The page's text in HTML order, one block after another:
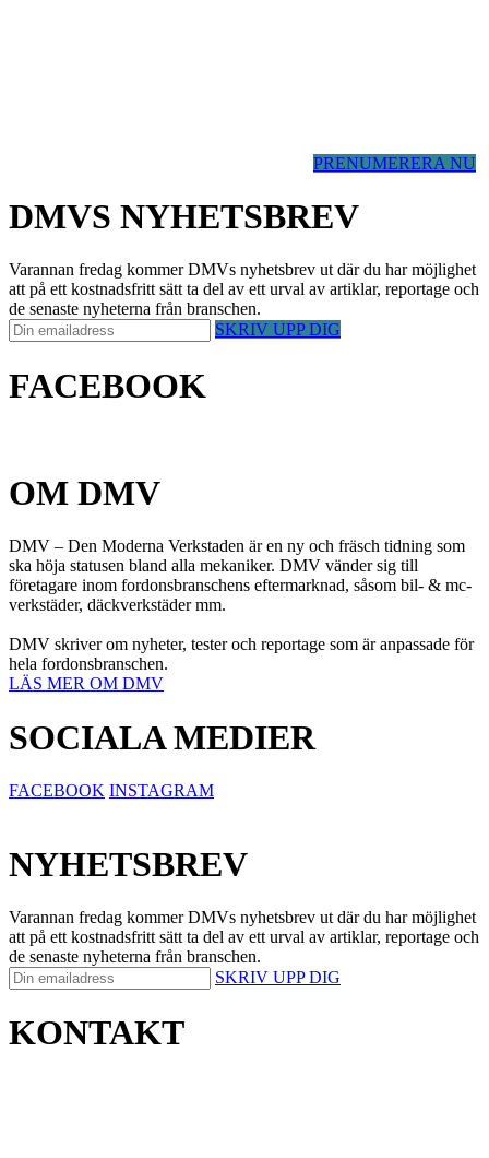
PRENUMERERA NU
DMVS NYHETSBREV
Varannan fredag kommer DMVs nyhetsbrev ut där du har möjlighet
att på ett kostnadsfritt sätt ta del av ett urval av artiklar, reportage och
de senaste nyheterna från branschen.
SKRIV UPP DIG
FACEBOOK
OM DMV
DMV – Den Moderna Verkstaden är en ny och fräsch tidning som
ska höja statusen bland alla mekaniker. DMV vänder sig till
företagare inom fordonsbranschens eftermarknad, såsom bil- & mc-
verkstäder, däckverkstäder mm.
DMV skriver om nyheter, tester och reportage som är anpassade för
hela fordonsbranschen.
LÄS MER OM DMV
SOCIALA MEDIER
FACEBOOK INSTAGRAM
NYHETSBREV
Varannan fredag kommer DMVs nyhetsbrev ut där du har möjlighet
att på ett kostnadsfritt sätt ta del av ett urval av artiklar, reportage och
de senaste nyheterna från branschen.
SKRIV UPP DIG
KONTAKT